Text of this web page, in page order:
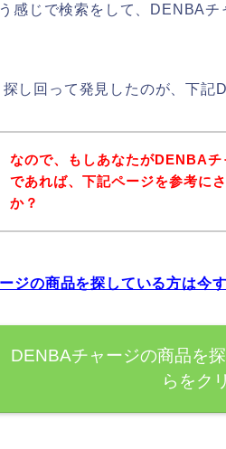
感じで検索をして、DENBA
し回って発見したのが、下記
なので、もしあなたがDENBA
であれば、下記ページを参考に
か？
ジの商品を探している方は今
DENBAチャージの商品を
らをク